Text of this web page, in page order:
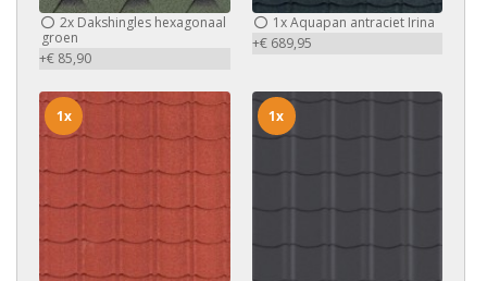
2x Dakshingles hexagonaal
groen
+€ 85,90
1xAquapan antraciet Irina
+€ 689,95
1x 1x